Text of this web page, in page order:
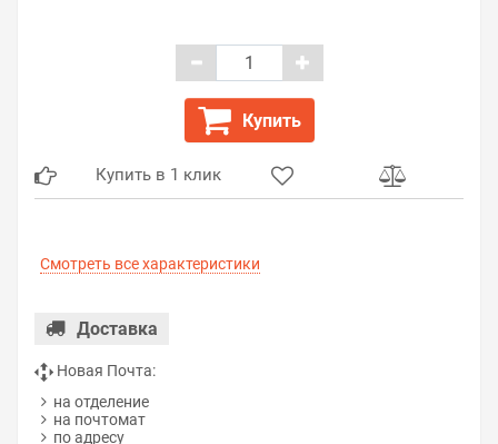
Купить
Купить в 1 клик
Смотреть все характеристики
Доставка
Новая Почта:
на отделение
на почтомат
по адресу